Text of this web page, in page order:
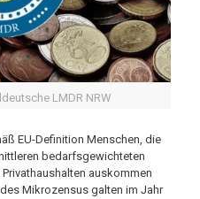
LMDR NRW
EU-Definition Menschen, die
bedarfsgewichteten
auskommen
Mikrozensus galten im Jahr